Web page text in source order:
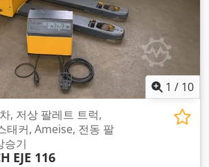
1 / 10
, 저상 팔레트 트럭,
태커, Ameise, 전동 팔
승기
EJE 116